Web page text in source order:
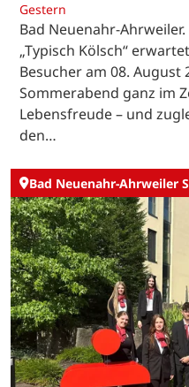
Gestern
Bad Neuenahr-
„Typisch Kölsch“
Besucher am 08. August
Sommerabend ganz im
Lebensfreude – und
den…
Bad Neuenahr-Ahrweiler